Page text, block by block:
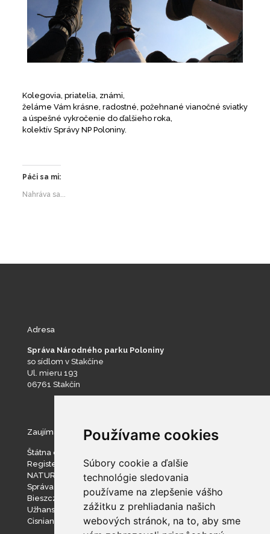
Používame cookies
Súbory cookie a ďalšie
technológie sledovania
používame na zlepšenie vášho
zážitku z prehliadania našich
webových stránok, na to, aby sme
Kolegovia, priatelia, známi,
želáme Vám krásne, radostné, požehnané vianočné sviatky
a úspešné vykročenie do ďalšieho roka,
kolektív Správy NP Poloniny.
Páči sa mi:
Nahráva sa...
Adresa
Správa Národného parku Poloniny
so sídlom v Stakčíne
Ul. mieru 193
06761 Stakčín
Zaujímavé stránky
Štátna ochrana prírody SR
Register ponúkaného majetku štátu
NATURA 2000
Správa slovenských jaskýň
Bieszczadzki Park Narodowy
Užhanský národný prírodný park
Cisniansko-Wetlinský park krajobrazowy